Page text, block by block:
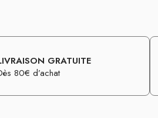
GRATUITE
80€ d’achat